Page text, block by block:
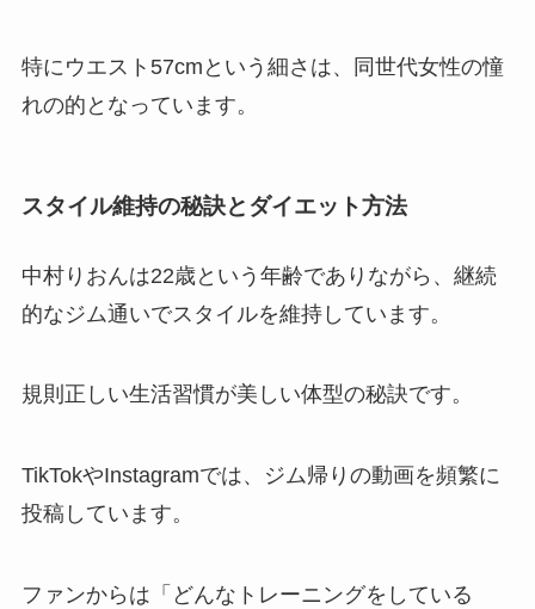
特にウエスト57cmという細さは、同世代女性の憧
れの的となっています。
スタイル維持の秘訣とダイエット方法
中村りおんは22歳という年齢でありながら、継続
的なジム通いでスタイルを維持しています。
規則正しい生活習慣が美しい体型の秘訣です。
TikTokやInstagramでは、ジム帰りの動画を頻繁に
投稿しています。
ファンからは「どんなトレーニングをしている